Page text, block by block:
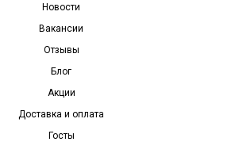
Новости
Вакансии
Отзывы
Блог
Акции
Доставка и оплата
Госты